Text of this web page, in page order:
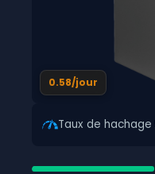
0.58/jour
Taux de hachage